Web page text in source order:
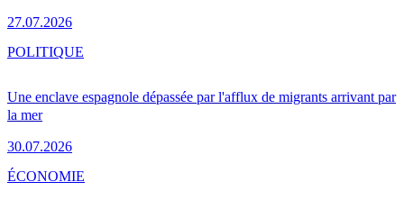
27.07.2026
Une enclave espagnole dépassée par l'afflux de migrants arrivant par
la mer
30.07.2026
POLITIQUE
ÉCONOMIE